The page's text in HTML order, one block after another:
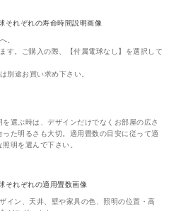
。
す。ご購入の際、【付属電球なし】を選択して
別途お買い求め下さい。
を選ぶ時は、デザインだけでなくお部屋の広さ
った明るさも大切。適用畳数の目安に従って適
照明を選んで下さい。
イン、天井、壁や家具の色、照明の位置・高